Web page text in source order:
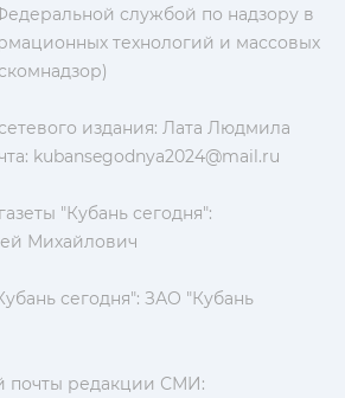
службой по надзору в
технологий и массовых
издания: Лата Людмила
kubansegodnya2024@mail.ru
"Кубань сегодня":
Михайлович
сегодня": ЗАО "Кубань
почты редакции СМИ: